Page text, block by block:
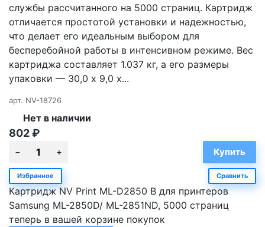
службы рассчитанного на 5000 страниц. Картридж
отличается простотой установки и надежностью,
что делает его идеальным выбором для
бесперебойной работы в интенсивном режиме. Вес
картриджа составляет 1.037 кг, а его размеры
упаковки — 30,0 х 9,0 х...
арт. NV-18726
Нет в наличии
802₽
Избранное Сравнить
Картридж NV Print ML-D2850 B для принтеров
Samsung ML-2850D/ ML-2851ND, 5000 страниц
теперь в вашей корзине покупок